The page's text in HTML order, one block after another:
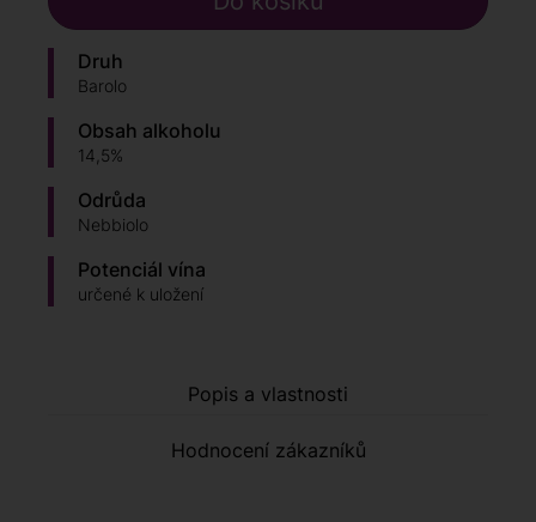
Druh
Barolo
Obsah alkoholu
14,5%
Odrůda
Nebbiolo
Potenciál vína
určené k uložení
Popis a vlastnosti
Hodnocení zákazníků